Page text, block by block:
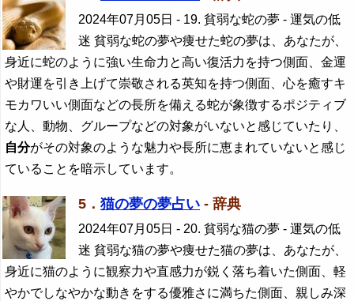
2024年07月05日 - 19. 貧弱な蛇の夢 - 運気の低
迷 貧弱な蛇の夢や痩せた蛇の夢は、あなたが、
身近に蛇のように強い生命力と高い復活力を持つ側面、金運
や財運を引き上げて崇敬される英知を持つ側面、心を癒すキ
モカワいい側面などの長所を備える蛇が象徴するポジティブ
な人、動物、グループなどの対象がいないと感じていたり、
自分がその対象のような魅力や長所に恵まれていないと感じ
ていることを暗示しています。
5． 猫の夢の夢占い - 辞典
2024年07月05日 - 20. 貧弱な猫の夢 - 運気の低
迷 貧弱な猫の夢や痩せた猫の夢は、あなたが、
身近に猫のように観察力や直感力が鋭く落ち着いた側面、軽
やかでしなやかな動きをする優雅さに満ちた側面、親しみ深